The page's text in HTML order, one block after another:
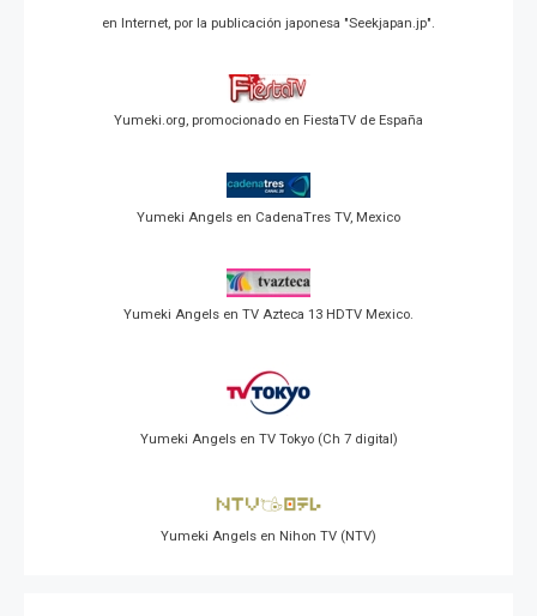
en Internet, por la publicación japonesa "Seekjapan.jp".
Yumeki.org, promocionado en FiestaTV de España
Yumeki Angels en CadenaTres TV, Mexico
Yumeki Angels en TV Azteca 13 HDTV Mexico.
Yumeki Angels en TV Tokyo (Ch 7 digital)
Yumeki Angels en Nihon TV (NTV)